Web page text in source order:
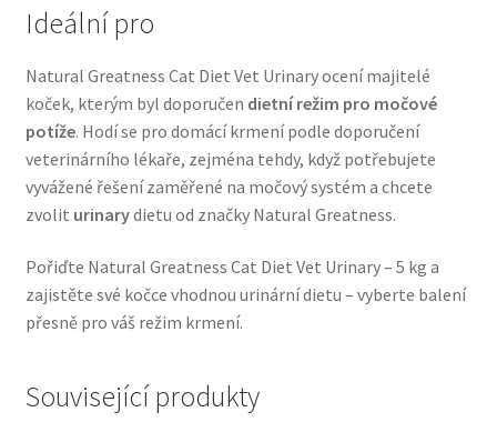
Veterinární dieta pro psy
Vodítka a obojky
Wolf of Wilderness
Ideální pro
Natural Greatness Cat Diet Vet Urinary ocení majitelé
koček, kterým byl doporučen dietní režim pro močové
potíže. Hodí se pro domácí krmení podle doporučení
veterinárního lékaře, zejména tehdy, když potřebujete
vyvážené řešení zaměřené na močový systém a chcete
zvolit urinarydietu od značky Natural Greatness.
Pořiďte Natural Greatness Cat Diet Vet Urinary – 5 kg a
zajistěte své kočce vhodnou urinární dietu – vyberte balení
přesně pro váš režim krmení.
Související produkty